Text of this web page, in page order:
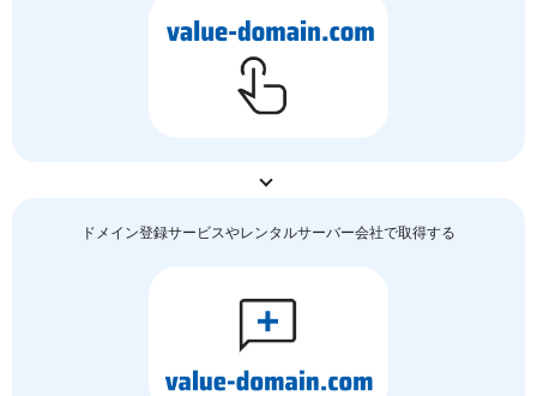
ドメイン登録サービスやレンタルサーバー会社で取得する